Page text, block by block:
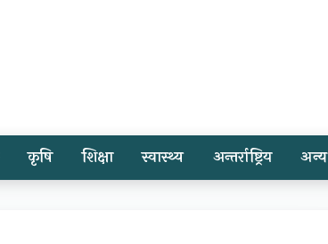
कृषि शिक्षा स्वास्थ्य अन्तर्राष्ट्रिय अन्य